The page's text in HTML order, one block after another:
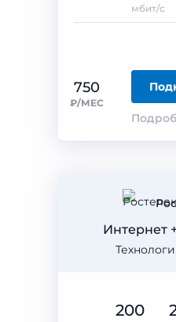
750
₽/МЕС
мбит/с
Интернет
200